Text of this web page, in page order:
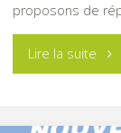
proposons de
Lire la suite"Est-